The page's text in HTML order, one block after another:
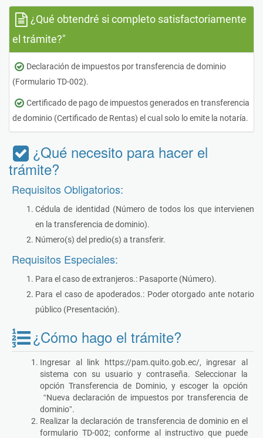
¿Qué obtendré si completo satisfactoriamente
el trámite?"
Declaración de impuestos por transferencia de dominio
(Formulario TD-002).
Certificado de pago de impuestos generados en transferencia
de dominio (Certificado de Rentas) el cual solo lo emite la notaría.
¿Qué necesito para hacer el
trámite?
Requisitos Obligatorios:
Cédula de identidad (Número de todos los que intervienen
en la transferencia de dominio).
Número(s) del predio(s) a transferir.
Requisitos Especiales:
Para el caso de extranjeros.: Pasaporte (Número).
Para el caso de apoderados.: Poder otorgado ante notario
público (Presentación).
¿Cómo hago el trámite?
Ingresar al link https://pam.quito.gob.ec/, ingresar al
sistema con su usuario y contraseña. Seleccionar la
opción Transferencia de Dominio, y escoger la opción
“Nueva declaración de impuestos por transferencia de
dominio”.
Realizar la declaración de transferencia de dominio en el
formulario TD-002; conforme al instructivo que puede